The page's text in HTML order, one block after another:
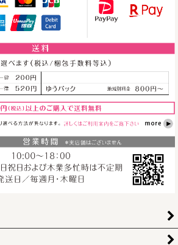
ニチャーム（文
鳥）
330円～(税込)
インコのヘッドチ
ャーム＊フォトフ
[PFC013]
1,100円(税込)